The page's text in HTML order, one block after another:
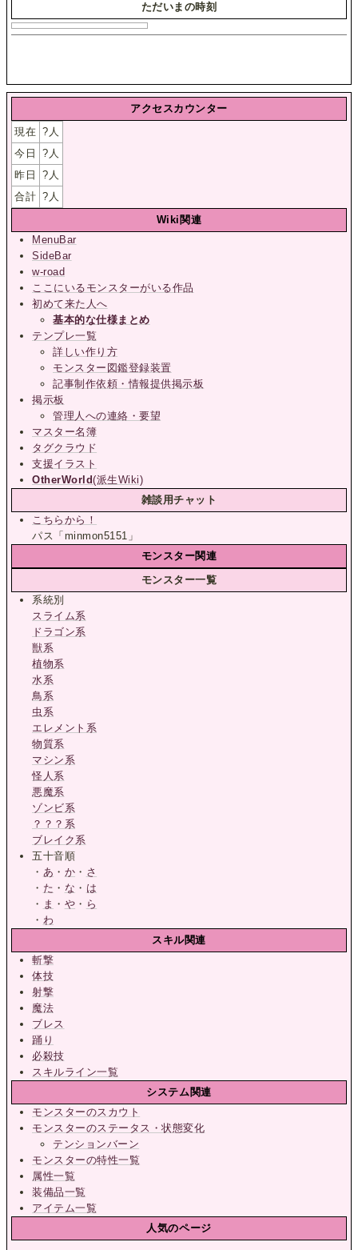
ただいまの時刻
アクセスカウンター
現在 ? 人
今日
? 人
昨日
? 人
合計 ? 人
Wiki関連
MenuBar
SideBar
w-road
ここにいるモンスターがいる作品
初めて来た人へ
基本的な仕様まとめ
テンプレ一覧
詳しい作り方
モンスター図鑑登録装置
記事制作依頼・情報提供掲示板
掲示板
管理人への連絡・要望
マスター名簿
タグクラウド
支援イラスト
OtherWorld(派生Wiki)
雑談用チャット
こちらから！
パス「minmon5151」
モンスター関連
モンスター一覧
系統別
スライム系
ドラゴン系
獣系
植物系
水系
鳥系
虫系
エレメント系
物質系
マシン系
怪人系
悪魔系
ゾンビ系
？？？系
ブレイク系
五十音順
・ あ ・ か ・ さ
・ た ・ な ・ は
・ ま ・ や ・ ら
・ わ
スキル関連
斬撃
体技
射撃
魔法
ブレス
踊り
必殺技
スキルライン一覧
システム関連
モンスターのスカウト
モンスターのステータス・状態変化
テンションバーン
モンスターの特性一覧
属性一覧
装備品一覧
アイテム一覧
人気のページ